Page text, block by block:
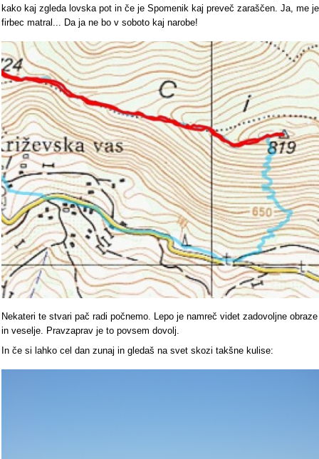
kako kaj zgleda lovska pot in če je Spomenik kaj preveč zaraščen. Ja, me je
firbec matral... Da ja ne bo v soboto kaj narobe!
Nekateri te stvari pač radi počnemo. Lepo je namreč videt zadovoljne obraze
in veselje. Pravzaprav je to povsem dovolj.
In če si lahko cel dan zunaj in gledaš na svet skozi takšne kulise: